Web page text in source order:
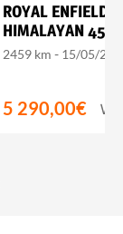
ROYAL ENFIELD
HIMALAYAN 450
2459 km - 15/05/
5 290,00€